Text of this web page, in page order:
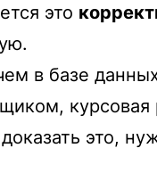
это
в базе
это,